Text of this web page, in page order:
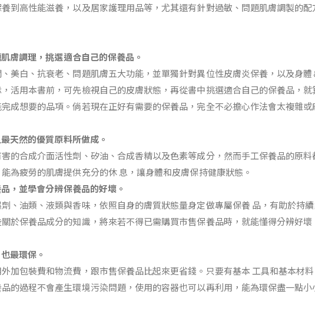
到高性能滋養，以及居家護理用品等，尤其還有針對過敏、問題肌膚調製的
膚調理，挑選適合自己的保養品。
美白、抗衰老、問題肌膚五大功能，並單獨針對異位性皮膚炎保養，以及身
活用本書前，可先檢視自己的皮膚狀態，再從書中挑選適合自己的保養品，
成想要的品項。倘若現在正好有需要的保養品，完全不必擔心作法會太複雜
天然的優質原料所做成。
的合成介面活性劑、矽油、合成香精以及色素等成分，然而手工保養品的原
為疲勞的肌膚提供充分的休 息，讓身體和皮膚保持健康狀態。
，並學會分辨保養品的好壞。
、油類、液類與香味，依照自身的膚質狀態量身定做專屬保養 品，有助於持
於保養品成分的知識，將來若不得已需購買市售保養品時，就能懂得分辨好
最環保。
加包裝費和物流費，跟市售保養品比起來更省錢。只要有基本 工具和基本材
的過程不會產生環境污染問題，使用的容器也可以再利用，能為環保盡一點小